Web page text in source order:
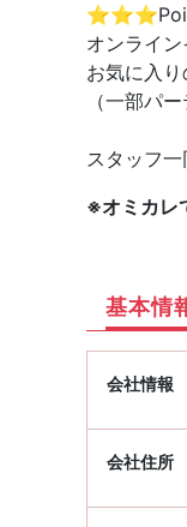
オンライ
お気に入
（一部パ
スタッフ
※オミカレ
基本情
会社情報
会社住所